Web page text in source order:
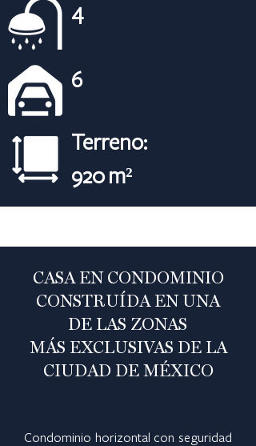
4
6
Terreno:
920 m²
CASA EN CONDOMINIO
CONSTRUÍDA EN UNA
DE LAS ZONAS
​MÁS EXCLUSIVAS DE LA
CIUDAD DE MÉXICO
Condominio horizontal con seguridad